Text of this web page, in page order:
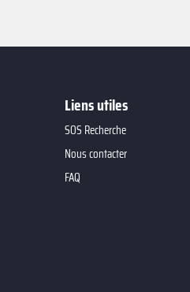
Liens utiles
SOS Recherche
Nous contacter
FAQ